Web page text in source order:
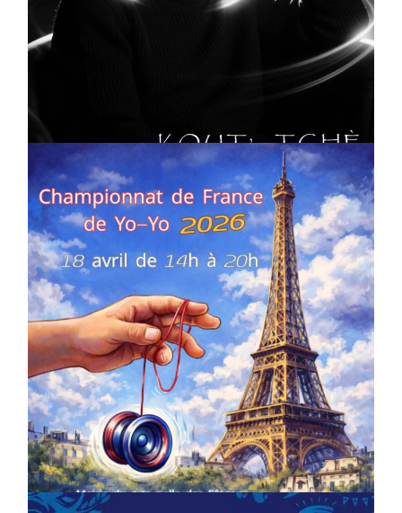
CULTURE
Artiste W2R : Jean Luc ALGER
On
COMPÉTITIONS CULTURE EN FAMILLE JEUNESSE & SPORTS
Championnat de France de la FYYA
le 18 avril – Paris 14e
On18/03/2026byWebmaster2Risi